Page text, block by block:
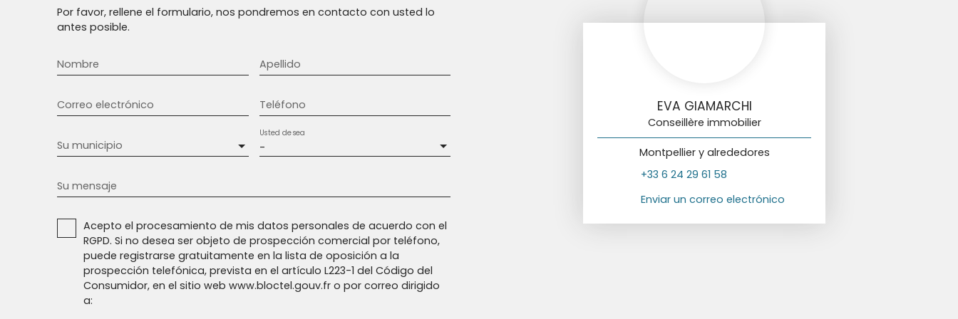
Por favor, rellene el formulario, nos pondremos en contacto con usted lo
antes posible.
Nombre Apellido
Correo electrónico Teléfono
Su municipio -
Usted desea
Su mensaje
Acepto el procesamiento de mis datos personales de acuerdo con el
RGPD. Si no desea ser objeto de prospección comercial por teléfono,
puede registrarse gratuitamente en la lista de oposición a la
prospección telefónica, prevista en el artículo L223-1 del Código del
Consumidor, en el sitio web www.bloctel.gouv.fr o por correo dirigido
a:
EVA GIAMARCHI
Conseillère immobilier
Montpellier y alrededores
+33 6 24 29 61 58
Enviar un correo electrónico